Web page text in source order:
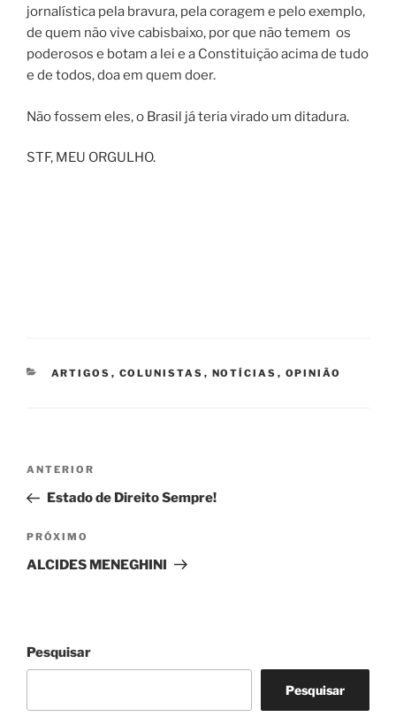
jornalística pela bravura, pela coragem e pelo exemplo,
de quem não vive cabisbaixo, por que não temem os
poderosos e botam a lei e a Constituição acima de tudo
e de todos, doa em quem doer.
Não fossem eles, o Brasil já teria virado um ditadura.
STF, MEU ORGULHO.
CATEGORIAS
ARTIGOS , COLUNISTAS , NOTÍCIAS , OPINIÃO
Navegação
Post
Post
anterior
ANTERIOR
Estado de Direito Sempre!
Próximo
post
PRÓXIMO
ALCIDES MENEGHINI
Pesquisar
Pesquisar